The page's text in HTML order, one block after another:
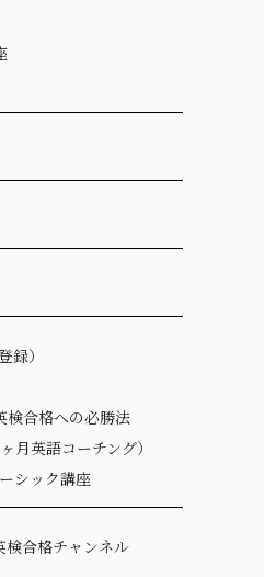
録）
検合格への必勝法
月英語コーチング）
シック講座
検合格チャンネル